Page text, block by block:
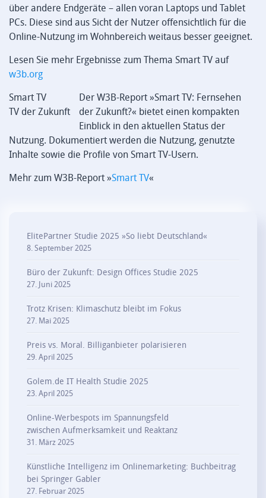
über andere Endgeräte – allen voran Laptops und Tablet
PCs. Diese sind aus Sicht der Nutzer offensichtlich für die
Online-Nutzung im Wohnbereich weitaus besser geeignet.
Lesen Sie mehr Ergebnisse zum Thema Smart TV auf
w3b.org
Smart TV
TV der Zukunft
Der W3B-Report »Smart TV: Fernsehen
der Zukunft?« bietet einen kompakten
Einblick in den aktuellen Status der
Nutzung. Dokumentiert werden die Nutzung, genutzte
Inhalte sowie die Profile von Smart TV-Usern.
Mehr zum W3B-Report »Smart TV«
ElitePartner Studie 2025 »So liebt Deutschland«
8. September 2025
Büro der Zukunft: Design Offices Studie 2025
27. Juni 2025
Trotz Krisen: Klimaschutz bleibt im Fokus
27. Mai 2025
Preis vs. Moral. Billiganbieter polarisieren
29. April 2025
Golem.de IT Health Studie 2025
23. April 2025
Online-Werbespots im Spannungsfeld
zwischen Aufmerksamkeit und Reaktanz
31. März 2025
Künstliche Intelligenz im Onlinemarketing: Buchbeitrag
bei Springer Gabler
27. Februar 2025